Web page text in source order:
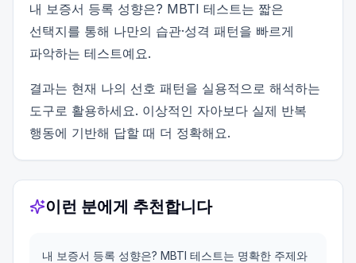
내 보증서 등록 성향은? MBTI 테스트는 짧은
선택지를 통해 나만의 습관·성격 패턴을 빠르게
파악하는 테스트예요.
결과는 현재 나의 선호 패턴을 실용적으로 해석하는
도구로 활용하세요. 이상적인 자아보다 실제 반복
행동에 기반해 답할 때 더 정확해요.
이런 분에게 추천합니다
내 보증서 등록 성향은? MBTI 테스트는 명확한 주제와